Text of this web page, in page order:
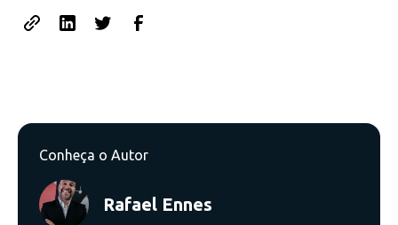
Conheça o Autor
Rafael Ennes